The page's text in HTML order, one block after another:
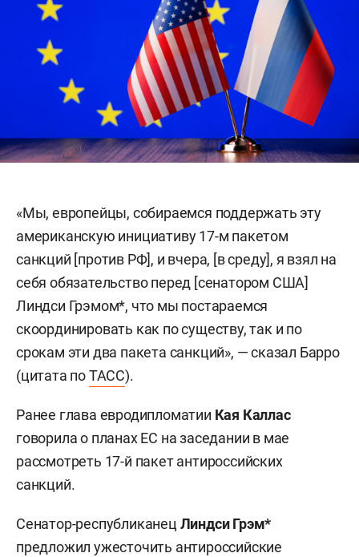
«Мы, европейцы, собираемся поддержать эту
американскую инициативу 17-м пакетом
санкций [против РФ], и вчера, [в среду], я взял на
себя обязательство перед [сенатором США]
Линдси Грэмом*, что мы постараемся
скоординировать как по существу, так и по
срокам эти два пакета санкций», — сказал Барро
(цитата поТАСС).
Ранее глава евродипломатии Кая Каллас
говорила о планах ЕС на заседании в мае
рассмотреть 17-й пакет антироссийских
санкций.
Сенатор-республиканец Линдси Грэм*
предложил ужесточить антироссийские